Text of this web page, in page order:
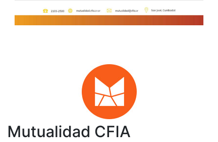
Mutualidad CFIA